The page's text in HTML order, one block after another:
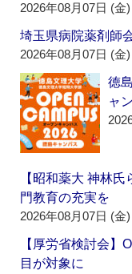
2026年08月07日 (金)
埼玉県病院薬剤
2026年08月07日 (金)
徳
ャ
【昭和薬大 神林
門教育の充実を
2026年08月07日 (金)
【厚労省検討会】
目が対象に